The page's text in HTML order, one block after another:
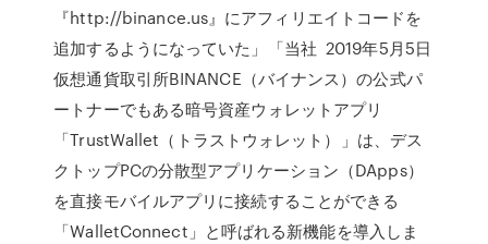
『http://binance.us』にアフィリエイトコードを
追加するようになっていた」「当社 2019年5月5日
仮想通貨取引所BINANCE（バイナンス）の公式パ
ートナーでもある暗号資産ウォレットアプリ
「TrustWallet（トラストウォレット）」は、デス
クトップPCの分散型アプリケーション（DApps）
を直接モバイルアプリに接続することができる
「WalletConnect」と呼ばれる新機能を導入しま